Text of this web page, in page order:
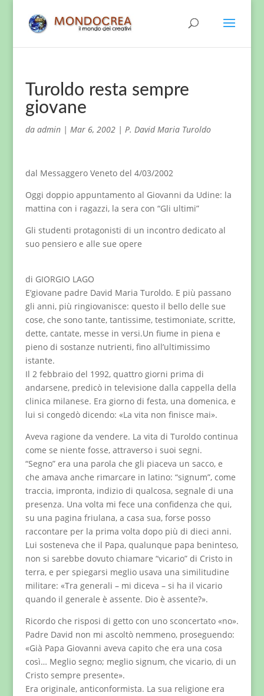
Turoldo resta sempre
giovane
da admin| Mar 6, 2002| P. David Maria Turoldo
dal Messaggero Veneto del 4/03/2002
Oggi doppio appuntamento al Giovanni da Udine: la
mattina con i ragazzi, la sera con “Gli ultimi”
Gli studenti protagonisti di un incontro dedicato al
suo pensiero e alle sue opere
di GIORGIO LAGO
E’giovane padre David Maria Turoldo. E più passano
gli anni, più ringiovanisce: questo il bello delle sue
cose, che sono tante, tantissime, testimoniate, scritte,
dette, cantate, messe in versi.Un fiume in piena e
pieno di sostanze nutrienti, fino all’ultimissimo
istante.
Il 2 febbraio del 1992, quattro giorni prima di
andarsene, predicò in televisione dalla cappella della
clinica milanese. Era giorno di festa, una domenica, e
lui si congedò dicendo: «La vita non finisce mai».
Aveva ragione da vendere. La vita di Turoldo continua
come se niente fosse, attraverso i suoi segni.
“Segno” era una parola che gli piaceva un sacco, e
che amava anche rimarcare in latino: “signum”, come
traccia, impronta, indizio di qualcosa, segnale di una
presenza. Una volta mi fece una confidenza che qui,
su una pagina friulana, a casa sua, forse posso
raccontare per la prima volta dopo più di dieci anni.
Lui sosteneva che il Papa, qualunque papa beninteso,
non si sarebbe dovuto chiamare “vicario” di Cristo in
terra, e per spiegarsi meglio usava una similitudine
militare: «Tra generali – mi diceva – si ha il vicario
quando il generale è assente. Dio è assente?».
Ricordo che risposi di getto con uno sconcertato «no».
Padre David non mi ascoltò nemmeno, proseguendo:
«Già Papa Giovanni aveva capito che era una cosa
così… Meglio segno; meglio signum, che vicario, di un
Cristo sempre presente».
Era originale, anticonformista. La sua religione era